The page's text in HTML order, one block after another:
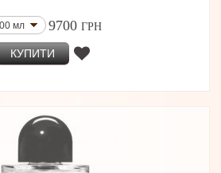
мл 9700 ГРН
КУПИТИ